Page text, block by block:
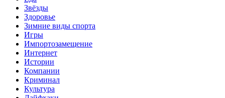
Звёзды
Здоровье
Зимние виды спорта
Игры
Импортозамещение
Интернет
Истории
Компании
Криминал
Культура